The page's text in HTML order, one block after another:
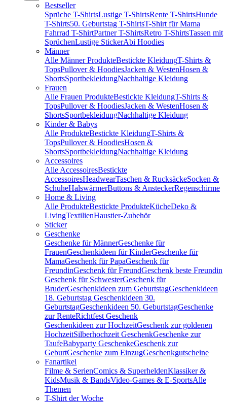
Bestseller
Sprüche T-ShirtsLustige T-ShirtsRente T-ShirtsHunde
T-Shirts50. Geburtstag T-ShirtsT-Shirt für Mama
Fahrrad T-ShirtPartner T-ShirtsRetro T-ShirtsTassen mit
SprüchenLustige StickerAbi Hoodies
Männer
Alle Männer ProdukteBestickte KleidungT-Shirts &
TopsPullover & HoodiesJacken & WestenHosen &
ShortsSportbekleidungNachhaltige Kleidung
Frauen
Alle Frauen ProdukteBestickte KleidungT-Shirts &
TopsPullover & HoodiesJacken & WestenHosen &
ShortsSportbekleidungNachhaltige Kleidung
Kinder & Babys
Alle ProdukteBestickte KleidungT-Shirts &
TopsPullover & HoodiesHosen &
ShortsSportbekleidungNachhaltige Kleidung
Accessoires
Alle AccessoiresBestickte
AccessoiresHeadwearTaschen & RucksäckeSocken &
SchuheHalswärmerButtons & AnsteckerRegenschirme
Home & Living
Alle ProdukteBestickte ProdukteKücheDeko &
LivingTextilienHaustier-Zubehör
Sticker
Geschenke
Geschenke für MännerGeschenke für
FrauenGeschenkideen für KinderGeschenke für
MamaGeschenk für PapaGeschenk für
FreundinGeschenk für FreundGeschenk beste Freundin
Geschenk für SchwesterGeschenk für
BruderGeschenkideen zum GeburtstagGeschenkideen
18. Geburtstag Geschenkideen 30.
GeburtstagGeschenkideen 50. GeburtstagGeschenke
zur RenteRichtfest Geschenk
Geschenkideen zur HochzeitGeschenk zur goldenen
HochzeitSilberhochzeit GeschenkGeschenke zur
TaufeBabyparty GeschenkeGeschenk zur
GeburtGeschenke zum EinzugGeschenkgutscheine
Fanartikel
Filme & SerienComics & SuperheldenKlassiker &
KidsMusik & BandsVideo-Games & E-SportsAlle
Themen
T-Shirt der Woche